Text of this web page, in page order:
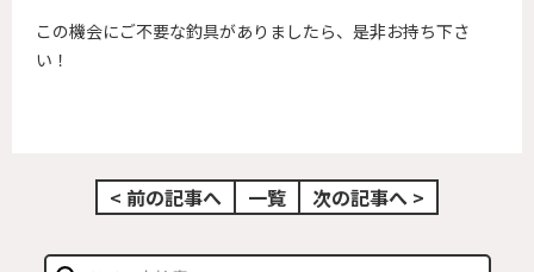
この機会にご不要な釣具がありましたら、是非お持ち下さ
い！
< 前の記事へ 一覧 次の記事へ >